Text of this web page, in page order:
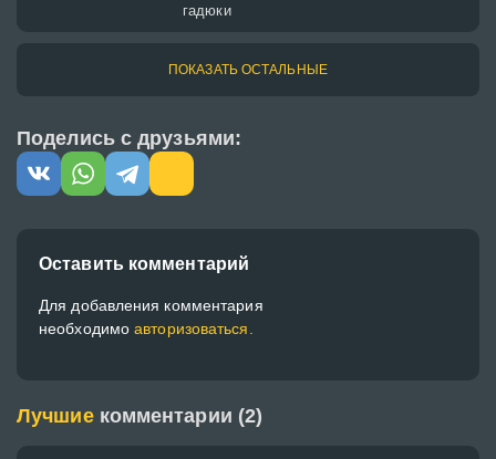
гадюки
ПОКАЗАТЬ ОСТАЛЬНЫЕ
Поделись с друзьями:
Оставить комментарий
Для добавления комментария
необходимоавторизоваться.
Лучшие комментарии (2)